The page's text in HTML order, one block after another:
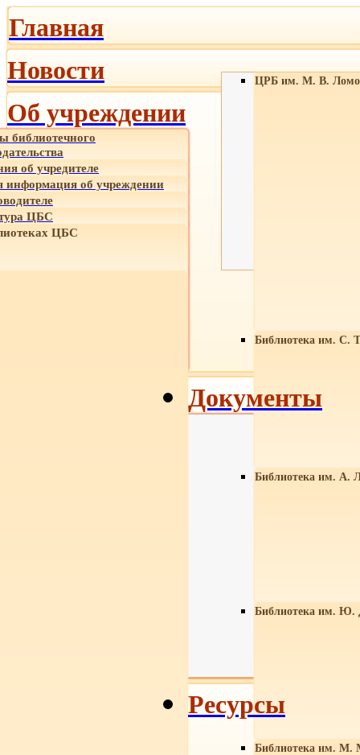
Главная
Новости
Об учреждении
библиотечного
об учредителе
об учреждении
ЦБС
ЦБС
ЦРБ им. М. В.
Библиотека им. С.
Библиотека им. А.
Библиотека им. Ю.
Библиотека им. М.
Документы
Ресурсы